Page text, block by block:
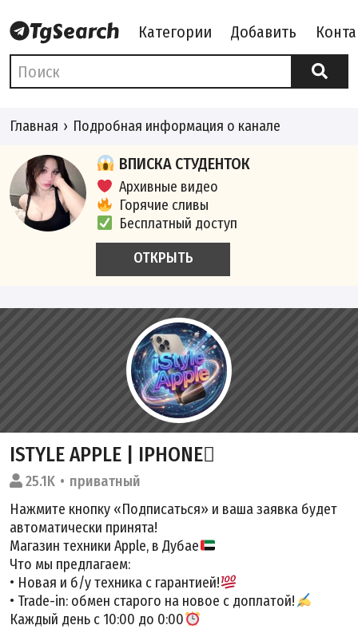
Категории Добавить
Главная Подробная информация о канале
ВПИСКА СТУДЕНТОК
Архивные видео
Горячие сливы
Бесплатный доступ
ОТКРЫТЬ
ISTYLE APPLE | IPHONE
25.1K
приватный
Нажмите кнопку «Подписаться» и ваша заявка будет
автоматически принята!
Магазин техники Apple, в Дубае
Что мы предлагаем:
• Новая и б/у техника с гарантией!
• Trade-in: обмен старого на новое с доплатой!
Каждый день с 10:00 до 0:00